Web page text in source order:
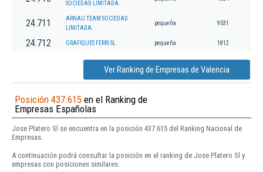
SOCIEDAD LIMITADA.
24.711
ARNAU TEAM SOCIEDAD
LIMITADA.
pequeña 9531
24.712 GRAFIQUES FERRI SL pequeña 1812
Ver Ranking de Empresas de Valencia
Posición 437.615 en el Ranking de
Empresas Españolas
Jose Platero Sl se encuentra en la posición 437.615 del Ranking Nacional de
Empresas.
A continuación podrá consultar la posición en el ranking de Jose Platero Sl y
empresas con posiciones similares: